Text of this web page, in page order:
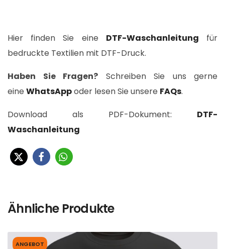
Hier finden Sie eine DTF-Waschanleitung für
bedruckte Textilien mit DTF-Druck.
Haben Sie Fragen?
Schreiben Sie uns gerne
eine WhatsAppoder lesen Sie unsere FAQs.
Download als PDF-Dokument:
DTF-
Waschanleitung
Ähnliche Produkte
ANGEBOT